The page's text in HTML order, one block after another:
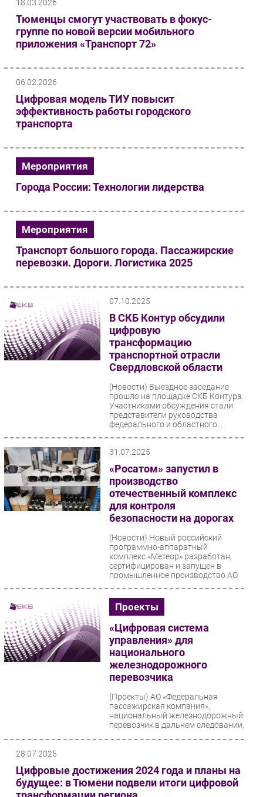
18.03.2026
Тюменцы смогут участвовать в фокус-
группе по новой версии мобильного
приложения «Транспорт 72»
06.02.2026
Цифровая модель ТИУ повысит
эффективность работы городского
транспорта
Мероприятия
Города России: Технологии лидерства
Мероприятия
Транспорт большого города. Пассажирские
перевозки. Дороги. Логистика 2025
07.10.2025
В СКБ Контур обсудили
цифровую
трансформацию
транспортной отрасли
Свердловской области
(Новости) Выездное заседание
прошло на площадке СКБ Контура.
Участниками обсуждения стали
представители руководства
федерального и областного...
31.07.2025
«Росатом» запустил в
производство
отечественный комплекс
для контроля
безопасности на дорогах
(Новости) Новый российский
программно-аппаратный
комплекс «Метеор» разработан,
сертифицирован и запущен в
промышленное производство АО
Проекты
«Цифровая система
управления» для
национального
железнодорожного
перевозчика
(Проекты) АО «Федеральная
пассажирская компания»,
национальный железнодорожный
перевозчик в дальнем следовании,
28.07.2025
Цифровые достижения 2024 года и планы на
будущее: в Тюмени подвели итоги цифровой